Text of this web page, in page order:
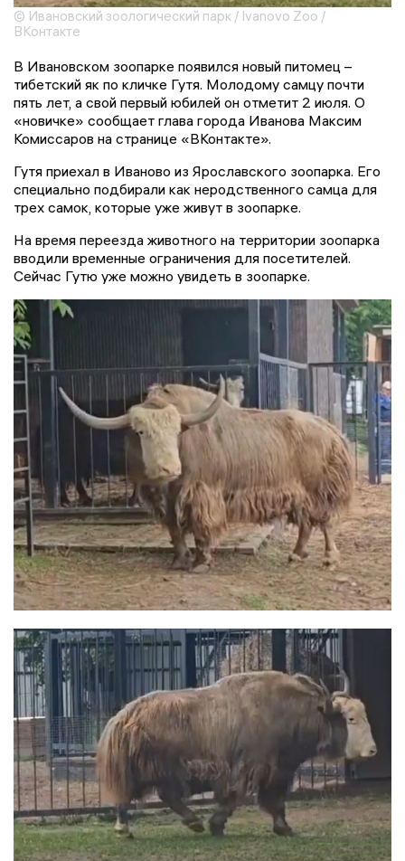
© Ивановский зоологический парк / Ivanovo Zoo /
ВКонтакте
В Ивановском зоопарке появился новый питомец –
тибетский як по кличке Гутя. Молодому самцу почти
пять лет, а свой первый юбилей он отметит 2 июля. О
«новичке» сообщает глава города Иванова Максим
Комиссаров на странице «ВКонтакте».
Гутя приехал в Иваново из Ярославского зоопарка. Его
специально подбирали как неродственного самца для
трех самок, которые уже живут в зоопарке.
На время переезда животного на территории зоопарка
вводили временные ограничения для посетителей.
Сейчас Гутю уже можно увидеть в зоопарке.